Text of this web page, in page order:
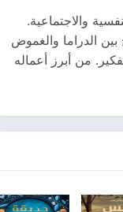
والاجتماعية.
الدراما والغموض
من أبرز أعماله